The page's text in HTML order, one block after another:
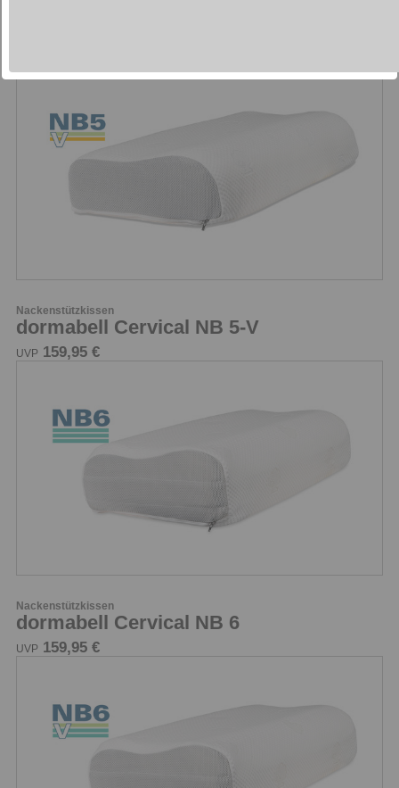
Nackenstützkissen
dormabell Cervical NB 5-V
UVP 159,95 €
Nackenstützkissen
dormabell Cervical NB 6
UVP 159,95 €